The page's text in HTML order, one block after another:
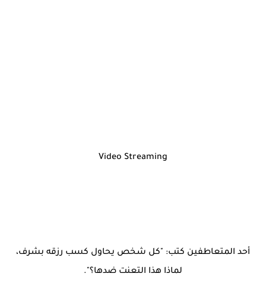
Video Streaming
أحد المتعاطفين كتب: "كل شخص يحاول كسب رزقه بشرف،
لماذا هذا التعنت ضدها؟".